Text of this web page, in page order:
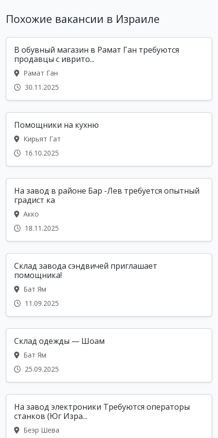
Похожие вакансии в Израиле
В обувный магазин в Рамат Ган требуются
продавцы с иврито...
Рамат Ган
30.11.2025
Помощники на кухню
Кирьят Гат
16.10.2025
На завод в районе Бар -Лев требуется опытный
градист ка
Акко
18.11.2025
Склад завода сэндвичей приглашает
помощника!
Бат Ям
11.09.2025
Склад одежды — Шоам
Бат Ям
25.09.2025
На завод электроники Требуются операторы
станков (Юг Изра...
Беэр Шева